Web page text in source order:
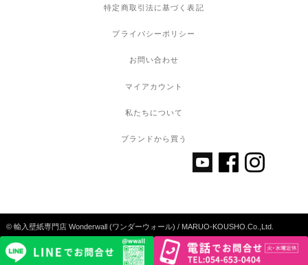
特定商取引法に基づく表記
プライバシーポリシー
お問い合わせ
マイアカウント
私たちについて
ブランドから買う
© 輸入壁紙専門店 Wonderwall (ワンダーウォール) / MARUO-KOUSHO.Co.,Ltd.